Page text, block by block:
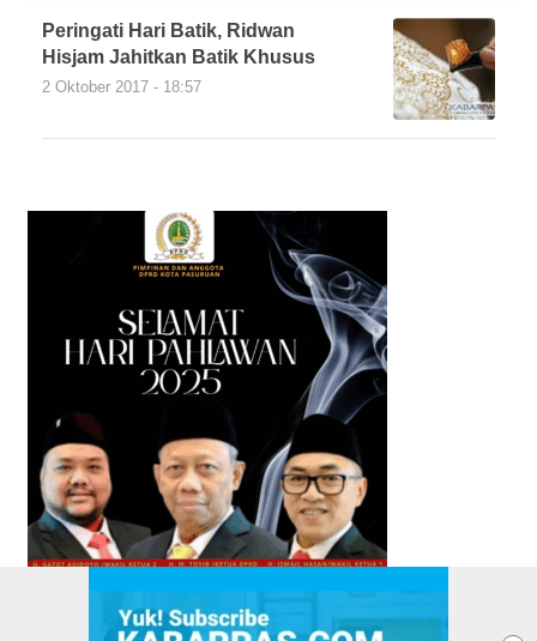
Peringati Hari Batik, Ridwan
Hisjam Jahitkan Batik Khusus
2 Oktober 2017 - 18:57